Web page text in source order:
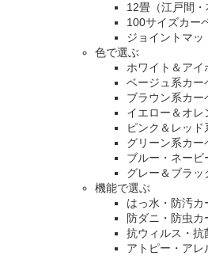
12畳（江戸間
100サイズカー
ジョイントマッ
色で選ぶ
ホワイト＆アイ
ベージュ系カー
ブラウン系カー
イエロー＆オレ
ピンク＆レッド
グリーン系カー
ブルー・ネービ
グレー＆ブラッ
機能で選ぶ
はっ水・防汚カ
防ダニ・防虫カ
抗ウィルス・抗
アトピー・アレ